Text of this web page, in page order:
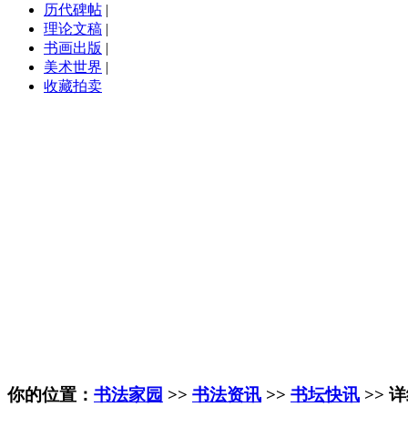
历代碑帖 |
理论文稿 |
书画出版 |
美术世界 |
收藏拍卖
你的位置： 书法家园 >> 书法资讯 >> 书坛快讯 >>